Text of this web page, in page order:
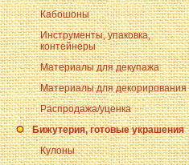
Кабошоны
Инструменты, упаковка,
контейнеры
Материалы для декупажа
Материалы для декорирования
Распродажа/уценка
Бижутерия, готовые украшения
Кулоны